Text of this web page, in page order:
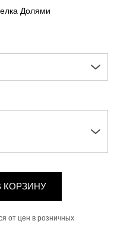
КОРЗИНУ
от цен в розничных